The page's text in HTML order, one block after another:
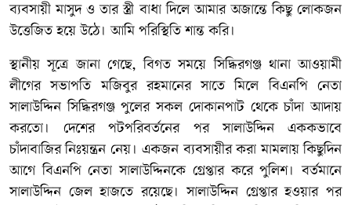
ব্যবসায়ী মাসুদ ও তার স্ত্রী বাধা দিলে আমার অজান্তে কিছু লোকজন
উত্তেজিত হয়ে উঠে। আমি পরিস্থিতি শান্ত করি।
স্থানীয় সূত্রে জানা গেছে, বিগত সময়ে সিদ্ধিরগঞ্জ থানা আওয়ামী
লীগের সভাপতি মজিবুর রহমানের সাতে মিলে বিএনপি নেতা
সালাউদ্দিন সিদ্ধিরগঞ্জ পুলের সকল দোকানপাট থেকে চাঁদা আদায়
করতো। দেশের পটপরিবর্তনের পর সালাউদ্দিন এককভাবে
চাঁদাবাজির নিঃয়ন্ত্রন নেয়। একজন ব্যবসায়ীর করা মামলায় কিছুদিন
আগে বিএনপি নেতা সালাউদ্দিনকে গ্রেপ্তার করে পুলিশ। বর্তমানে
সালাউদ্দিন জেল হাজতে রয়েছে। সালাউদ্দিন গ্রেপ্তার হওয়ার পর